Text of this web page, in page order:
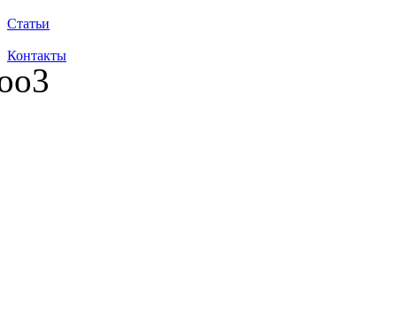
Статьи
Контакты